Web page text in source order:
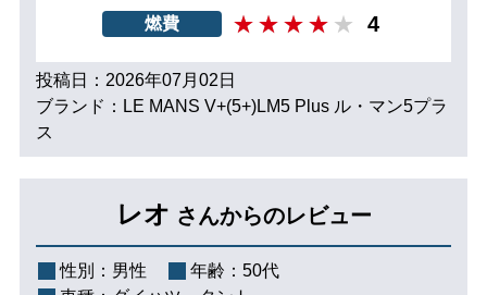
燃費 4
投稿日：2026年07月02日
ブランド：LE MANS V+(5+)LM5 Plus ル・マン5プラ
ス
レオ さんからのレビュー
性別： 男性 年齢： 50代